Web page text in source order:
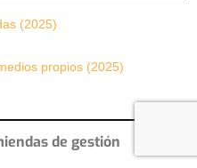
de gestión
(2025)
propios (2025)